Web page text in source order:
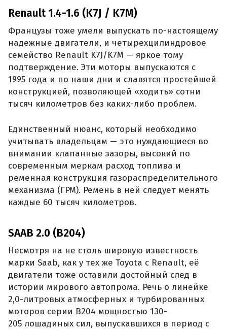
Renault 1.4-1.6 (K7J / K7M)
Французы тоже умели выпускать по-настоящему
надежные двигатели, и четырехцилиндровое
семейство Renault K7J/K7M — яркое тому
подтверждение. Эти моторы выпускаются с
1995 года и по наши дни и славятся простейшей
конструкцией, позволяющей «ходить» сотни
тысяч километров без каких-либо проблем.
Единственный нюанс, который необходимо
учитывать владельцам — это нуждающиеся во
внимании клапанные зазоры, высокий по
современным меркам расход топлива и
ременная конструкция газораспределительного
механизма (ГРМ). Ремень в ней следует менять
каждые 60 тысяч километров.
SAAB 2.0 (B204)
Несмотря на не столь широкую известность
марки Saab, как у тех же Toyota с Renault, её
двигатели тоже оставили достойный след в
истории мирового автопрома. Речь о линейке
2,0-литровых атмосферных и турбированных
моторов серии B204 мощностью 130-
205 лошадиных сил, выпускавшихся в период с